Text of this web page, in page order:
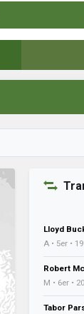
Lloyd
A • 5er •
Robert
M • 6er •
Tabor